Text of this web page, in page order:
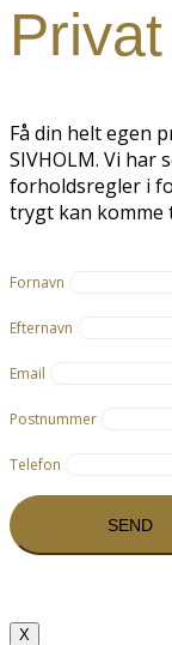
Få din helt egen
SIVHOLM. Vi har
forholdsregler i
trygt kan komme
Fornavn
Efternavn
Email
Postnummer
Telefon
X